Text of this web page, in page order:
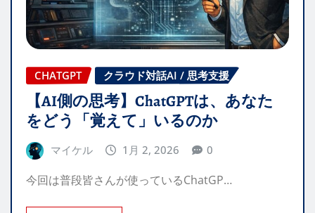
CHATGPT クラウド対話AI / 思考支援
【AI側の思考】ChatGPTは、あなた
をどう「覚えて」いるのか
マイケル 1月 2, 2026 0
今回は普段皆さんが使っているChatGP…